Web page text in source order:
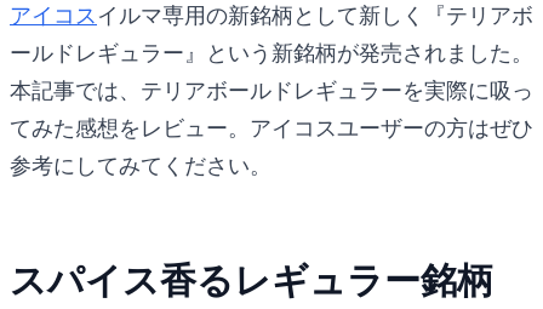
アイコスイルマ専用の新銘柄として新しく『テリアボ
ールドレギュラー』という新銘柄が発売されました。
本記事では、テリアボールドレギュラーを実際に吸っ
てみた感想をレビュー。アイコスユーザーの方はぜひ
参考にしてみてください。
スパイス香るレギュラー銘柄